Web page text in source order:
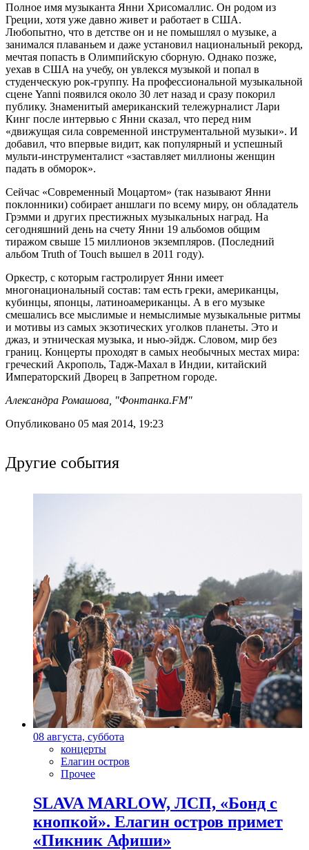
Полное имя музыканта Янни Хрисомаллис. Он родом из
Греции, хотя уже давно живет и работает в США.
Любопытно, что в детстве он и не помышлял о музыке, а
занимался плаваньем и даже установил национальный рекорд,
мечтая попасть в Олимпийскую сборную. Однако позже,
уехав в США на учебу, он увлекся музыкой и попал в
студенческую рок-группу. На профессиональной музыкальной
сцене Yanni появился около 30 лет назад и сразу покорил
публику. Знаменитый американский тележурналист Лари
Кинг после интервью с Янни сказал, что перед ним
«движущая сила современной инструментальной музыки». И
добавил, что впервые видит, как популярный и успешный
мульти-инструменталист «заставляет миллионы женщин
падать в обморок».
Сейчас «Современный Моцартом» (так называют Янни
поклонники) собирает аншлаги по всему миру, он обладатель
Грэмми и других престижных музыкальных наград. На
сегодняшний день на счету Янни 19 альбомов общим
тиражом свыше 15 миллионов экземпляров. (Последний
альбом Truth of Touch вышел в 2011 году).
Оркестр, с которым гастролирует Янни имеет
многонациональный состав: там есть греки, американцы,
кубинцы, японцы, латиноамериканцы. А в его музыке
смешались все мыслимые и немыслимые музыкальные ритмы
и мотивы из самых экзотических уголков планеты. Это и
джаз, и этническая музыка, и нью-эйдж. Словом, мир без
границ. Концерты проходят в самых необычных местах мира:
греческий Акрополь, Тадж-Махал в Индии, китайский
Императорский Дворец в Запретном городе.
Александра Ромашова, "Фонтанка.FM"
Опубликовано 05 мая 2014, 19:23
Другие события
08 августа, суббота
концерты
Елагин остров
Прочее
SLAVA MARLOW, ЛСП, «Бонд с
кнопкой». Елагин остров примет
«Пикник Афиши»